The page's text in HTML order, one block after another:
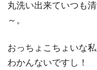
丸洗い出来ていつも
～。
おっちょこちょいな
わかんないですし！